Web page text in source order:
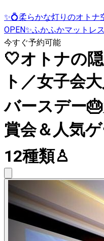
✨💍柔らかな灯りのオトナ
OPEN✨ふかふかマットレ
今すぐ予約可能
🤍オトナの
ト／女子会
バースデー
賞会＆人気
12種類♙